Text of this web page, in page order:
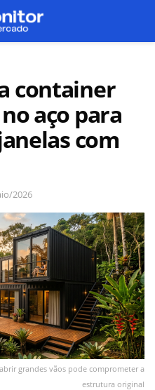
container
aço para
com
2026
grandes vãos pode comprometer a
estrutura original